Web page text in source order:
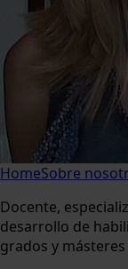
HomeSobre
Docente,
desarrollo de
grados y